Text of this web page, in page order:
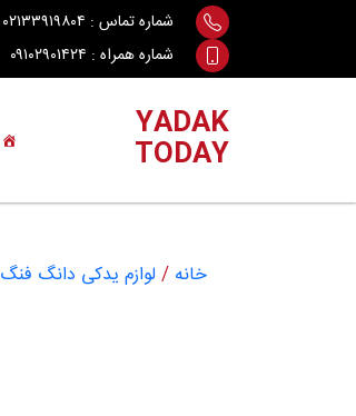
content
شماره تماس : ۰۲۱۳۳۹۱۹۸۰۴
شماره همراه : ۰۹۱۰۲۹۰۱۴۲۴
YADAK
TODAY
خانه / لوازم یدکی دانگ فنگ